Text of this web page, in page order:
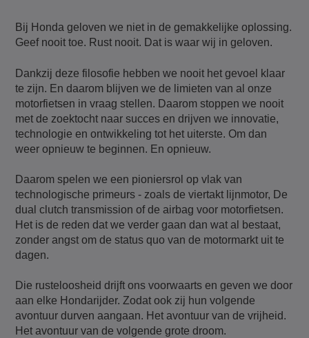
Bij Honda geloven we niet in de gemakkelijke oplossing.
Geef nooit toe. Rust nooit. Dat is waar wij in geloven.
Dankzij deze filosofie hebben we nooit het gevoel klaar
te zijn. En daarom blijven we de limieten van al onze
motorfietsen in vraag stellen. Daarom stoppen we nooit
met de zoektocht naar succes en drijven we innovatie,
technologie en ontwikkeling tot het uiterste. Om dan
weer opnieuw te beginnen. En opnieuw.
Daarom spelen we een pioniersrol op vlak van
technologische primeurs - zoals de viertakt lijnmotor, De
dual clutch transmission of de airbag voor motorfietsen.
Het is de reden dat we verder gaan dan wat al bestaat,
zonder angst om de status quo van de motormarkt uit te
dagen.
Die rusteloosheid drijft ons voorwaarts en geven we door
aan elke Hondarijder. Zodat ook zij hun volgende
avontuur durven aangaan. Het avontuur van de vrijheid.
Het avontuur van de volgende grote droom.